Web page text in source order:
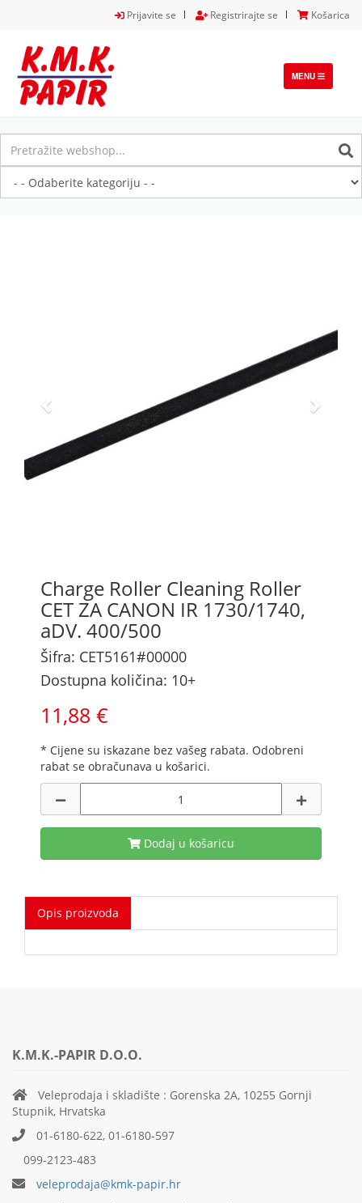
Prijavite se Registrirajte se Košarica
TOGGLE
NAVIGATION
MENU
Charge Roller Cleaning Roller
CET ZA CANON IR 1730/1740,
aDV. 400/500
Šifra: CET5161#00000
Dostupna količina: 10+
11,88 €
* Cijene su iskazane bez vašeg rabata. Odobreni
rabat se obračunava u košarici.
Dodaj u košaricu
Opis proizvoda
K.M.K.-PAPIR D.O.O.
Veleprodaja i skladište : Gorenska 2A, 10255 Gornji
Stupnik, Hrvatska
01-6180-622, 01-6180-597
099-2123-483
veleprodaja@kmk-papir.hr